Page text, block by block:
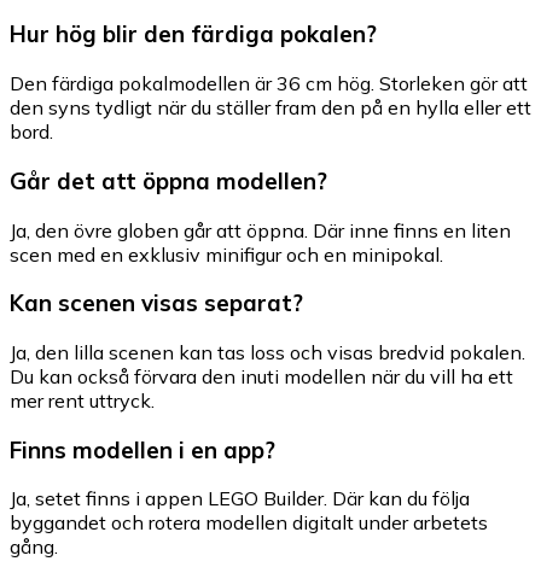
Hur hög blir den färdiga pokalen?
Den färdiga pokalmodellen är 36 cm hög. Storleken gör att
den syns tydligt när du ställer fram den på en hylla eller ett
bord.
Går det att öppna modellen?
Ja, den övre globen går att öppna. Där inne finns en liten
scen med en exklusiv minifigur och en minipokal.
Kan scenen visas separat?
Ja, den lilla scenen kan tas loss och visas bredvid pokalen.
Du kan också förvara den inuti modellen när du vill ha ett
mer rent uttryck.
Finns modellen i en app?
Ja, setet finns i appen LEGO Builder. Där kan du följa
byggandet och rotera modellen digitalt under arbetets
gång.